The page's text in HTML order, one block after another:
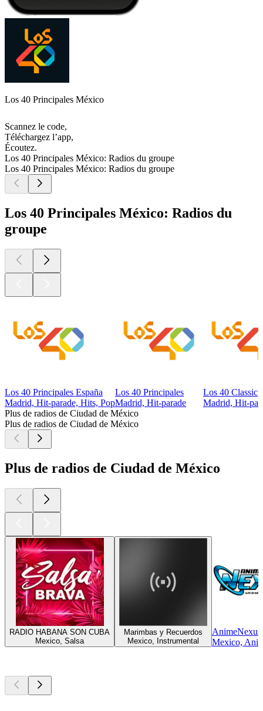
Los 40 Principales México
Scannez le code,
Téléchargez l’app,
Écoutez.
Los 40 Principales México: Radios du groupe
Los 40 Principales México: Radios du groupe
Los 40 Principales México: Radios du
groupe
Los 40 Principales España
Madrid, Hit-parade, Hits, Pop
Los 40 Principales
Madrid, Hit-parade
Los 40 Classic
Madrid, Hit-
Plus de radios de Ciudad de México
Plus de radios de Ciudad de México
Plus de radios de Ciudad de México
RADIO HABANA SON CUBA
Mexico, Salsa
Marimbas y Recuerdos
Mexico, Instrumental
AnimeNexus
Mexico,